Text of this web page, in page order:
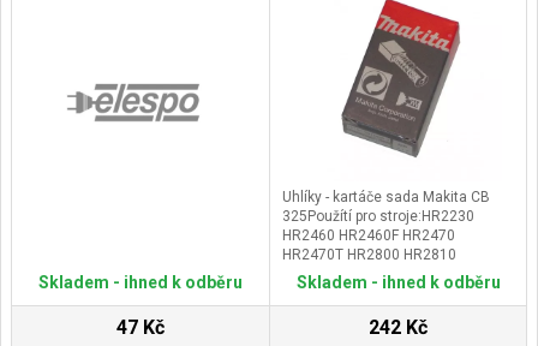
Skladem - ihned k odběru
47 Kč
Uhlíky - kartáče sada Makita CB
325Použítí pro stroje:HR2230
HR2460 HR2460F HR2470
HR2470T HR2800 HR2810
HR2810T HR2811F
HR2811FT9554NB 9555NB
9557NB 9558NB 9558PB 9564H
9565HGD0600 GD0601
Skladem - ihned k odběru
242 Kč